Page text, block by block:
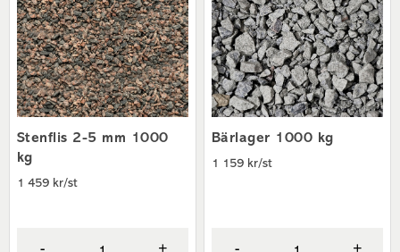
Stenflis 2-5 mm 1000
kg
1 459 kr/st
Bärlager 1000 kg
1 159 kr/st